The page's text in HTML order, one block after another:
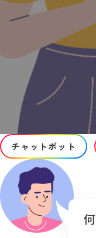
チャットボット